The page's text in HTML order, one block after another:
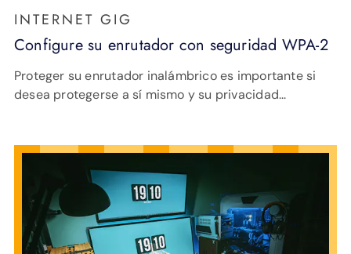
INTERNET GIG
Configure su enrutador con seguridad WPA-2
Proteger su enrutador inalámbrico es importante si
desea protegerse a sí mismo y su privacidad...